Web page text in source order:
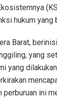
hukum yang
Barat,
yang
yang
ini